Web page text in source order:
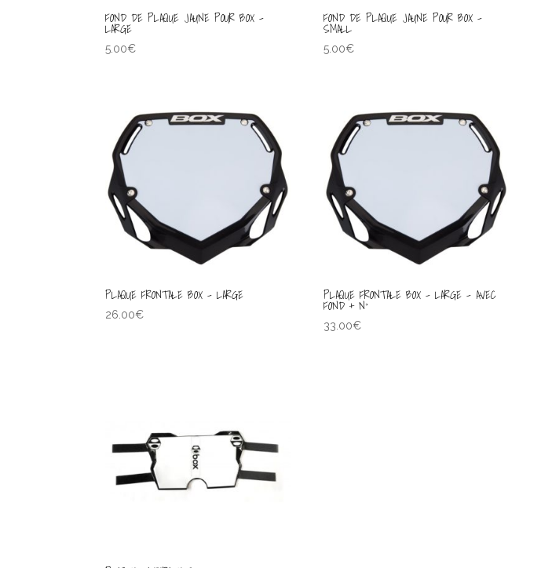
FOND DE PLAQUE JAUNE POUR BOX –
LARGE
5.00€
FOND DE PLAQUE JAUNE POUR BOX –
SMALL
5.00€
PLAQUE FRONTALE BOX – LARGE
26.00€
PLAQUE FRONTALE BOX – LARGE – AVEC
FOND + N°
33.00€